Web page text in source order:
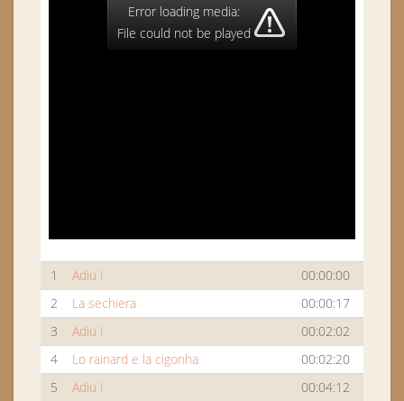
Error loading media:
File could not be played
1 Adiu !
00:00:00
2
La sechiera
00:00:17
3
Adiu !
00:02:02
4
Lo rainard e la cigonha
00:02:20
5
Adiu !
00:04:12